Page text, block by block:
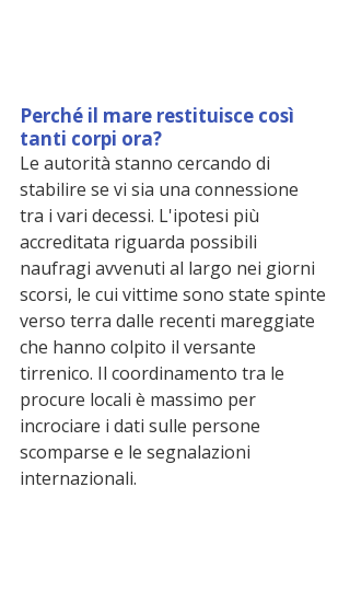
Perché il mare restituisce così
tanti corpi ora?
Le autorità stanno cercando di
stabilire se vi sia una connessione
tra i vari decessi. L'ipotesi più
accreditata riguarda possibili
naufragi avvenuti al largo nei giorni
scorsi, le cui vittime sono state spinte
verso terra dalle recenti mareggiate
che hanno colpito il versante
tirrenico. Il coordinamento tra le
procure locali è massimo per
incrociare i dati sulle persone
scomparse e le segnalazioni
internazionali.